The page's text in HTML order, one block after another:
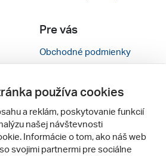
Pre vás
Obchodné podmienky
Nastavenie cookies
Mobilná verzia webu
používa cookies
a reklám, poskytovanie funkcií
našej návštevnosti
Informácie o tom, ako náš web
svojimi partnermi pre sociálne